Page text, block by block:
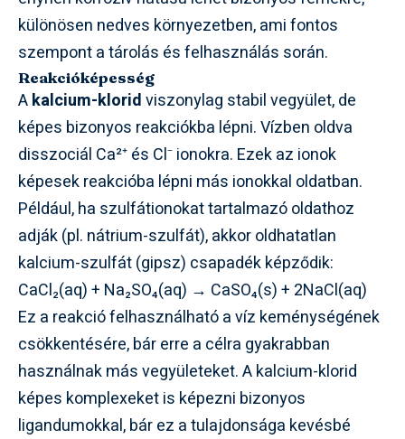
különösen nedves környezetben, ami fontos
szempont a tárolás és felhasználás során.
Reakcióképesség
Akalcium-kloridviszonylag stabil vegyület, de
képes bizonyos reakciókba lépni. Vízben oldva
disszociál Ca²⁺ és Cl⁻ ionokra. Ezek az ionok
képesek reakcióba lépni más ionokkal oldatban.
Például, ha szulfátionokat tartalmazó oldathoz
adják (pl. nátrium-szulfát), akkor oldhatatlan
kalcium-szulfát (gipsz) csapadék képződik:
CaCl₂(aq) + Na₂SO₄(aq) → CaSO₄(s) + 2NaCl(aq)
Ez a reakció felhasználható a víz keménységének
csökkentésére, bár erre a célra gyakrabban
használnak más vegyületeket. A kalcium-klorid
képes komplexeket is képezni bizonyos
ligandumokkal, bár ez a tulajdonsága kevésbé